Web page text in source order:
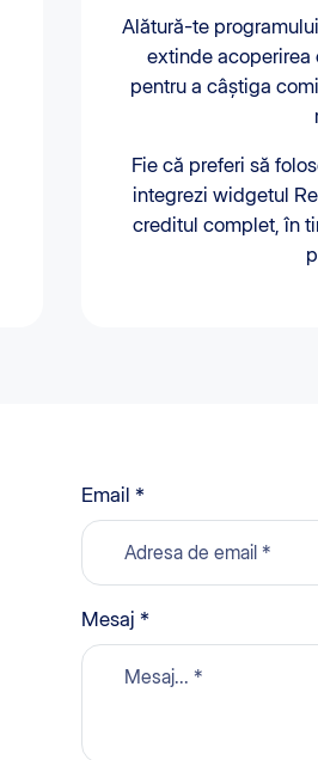
Alătură-te
extinde acoperirea
pentru a câștiga
Fie că preferi să
integrezi widgetul
creditul complet, în
Email *
Mesaj *